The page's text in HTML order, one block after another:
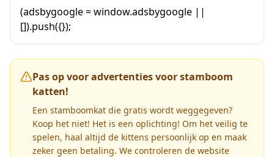
(adsbygoogle = window.adsbygoogle ||
[]).push({});
Pas op voor advertenties voor stamboom
katten!
Een stamboomkat die gratis wordt weggegeven?
Koop het niet! Het is een oplichting! Om het veilig te
spelen, haal altijd de kittens persoonlijk op en maak
zeker geen betaling. We controleren de website